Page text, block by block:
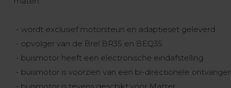
- wordt exclusief motorsteun en adaptieset geleverd
- opvolger van de Brel BR35 en BEQ35
- buismotor heeft een electronische eindafstelling
- buismotor is voorzien van een bi-directionele ontvanger